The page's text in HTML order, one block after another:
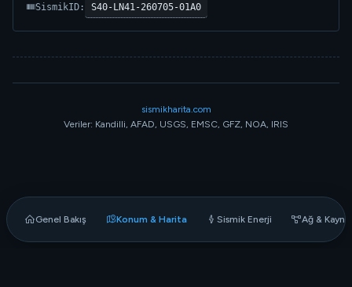
Genel Bakış Konum & Harita Sismik Enerji Ağ &
SismikID:
S40-LN41-260705-01A0
sismikharita.com
Veriler: Kandilli, AFAD, USGS, EMSC, GFZ, NOA, IRIS